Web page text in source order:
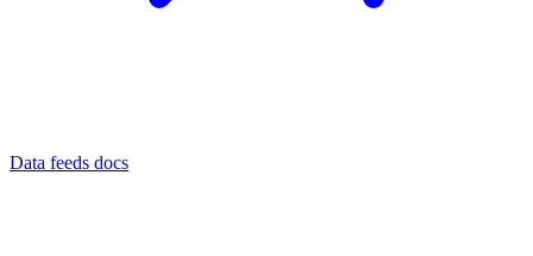
Data feeds docs